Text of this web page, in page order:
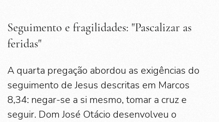
Seguimento e fragilidades: "Pascalizar as
feridas"
A quarta pregação abordou as exigências do
seguimento de Jesus descritas em Marcos
8,34: negar-se a si mesmo, tomar a cruz e
seguir. Dom José Otácio desenvolveu o